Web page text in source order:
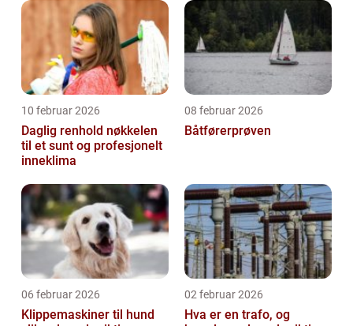
10 februar 2026
Daglig renhold nøkkelen
til et sunt og profesjonelt
inneklima
08 februar 2026
Båtførerprøven
06 februar 2026
Klippemaskiner til hund
02 februar 2026
Hva er en trafo, og